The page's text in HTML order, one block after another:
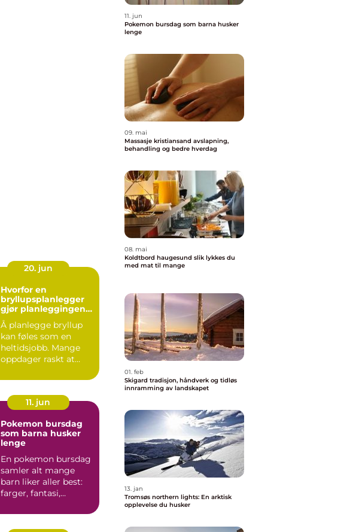
20. jun
Hvorfor en
bryllupsplanlegger
gjør planleggingen
enklere
Å planlegge bryllup
kan føles som en
heltidsjobb. Mange
oppdager raskt at
bare ha...
11. jun
Pokemon bursdag
som barna husker
lenge
En pokemon bursdag
samler alt mange
barn liker aller best:
farger, fantasi,
ve...
11. jun
Pokemon bursdag som barna husker
lenge
09. mai
Massasje kristiansand avslapning,
behandling og bedre hverdag
08. mai
Koldtbord haugesund slik lykkes du
med mat til mange
01. feb
Skigard tradisjon, håndverk og tidløs
innramming av landskapet
13. jan
Tromsøs northern lights: En arktisk
opplevelse du husker